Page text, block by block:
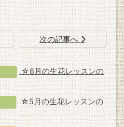
次の記事へ
☆6月の生花レッスンの
☆5月の生花レッスンの